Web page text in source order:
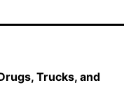
s, Trucks, and